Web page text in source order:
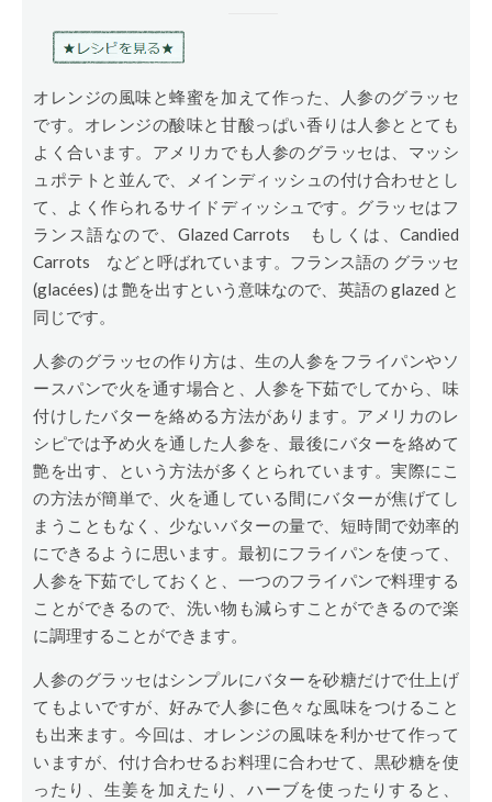
オレンジの風味と蜂蜜を加えて作った、人参のグラッセ
です。オレンジの酸味と甘酸っぱい香りは人参ととても
よく合います。アメリカでも人参のグラッセは、マッシ
ュポテトと並んで、メインディッシュの付け合わせとし
て、よく作られるサイドディッシュです。グラッセはフ
ランス語なので、Glazed Carrots もしくは、Candied
Carrots などと呼ばれています。フランス語の グラッセ
(glacées) は 艶を出すという意味なので、英語の glazed と
同じです。
人参のグラッセの作り方は、生の人参をフライパンやソ
ースパンで火を通す場合と、人参を下茹でしてから、味
付けしたバターを絡める方法があります。アメリカのレ
シピでは予め火を通した人参を、最後にバターを絡めて
艶を出す、という方法が多くとられています。実際にこ
の方法が簡単で、火を通している間にバターが焦げてし
まうこともなく、少ないバターの量で、短時間で効率的
にできるように思います。最初にフライパンを使って、
人参を下茹でしておくと、一つのフライパンで料理する
ことができるので、洗い物も減らすことができるので楽
に調理することができます。
人参のグラッセはシンプルにバターを砂糖だけで仕上げ
てもよいですが、好みで人参に色々な風味をつけること
も出来ます。今回は、オレンジの風味を利かせて作って
いますが、付け合わせるお料理に合わせて、黒砂糖を使
ったり、生姜を加えたり、ハーブを使ったりすると、